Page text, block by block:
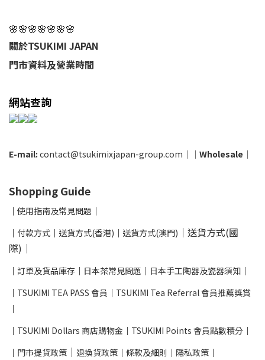
🌸🌸🌸🌸🌸🌸🌸
關於TSUKIMI JAPAN
門市資料及營業時間
網站查詢
E-mail: contact@tsukimixjapan-group.com │ │ Wholesale │
Shopping Guide
│ 使用指南及常見問題 │
│ 付款方式 │ 送貨方式(香港) │ 送貨方式(澳門) │ 送貨方式(國
際) │
│ 訂單及貨品庫存 │ 日本茶常見問題 │ 日本手工陶器及瓷器須知 │
│ TSUKIMI TEA PASS 會員 │ TSUKIMI Tea Referral 會員推薦獎賞
│
│ TSUKIMI Dollars 商店購物金 │ TSUKIMI Points 會員點數積分 │
│ 門市提貨政策 │ 退換貨政策 │ 條款及細則 │ 隱私政策 │